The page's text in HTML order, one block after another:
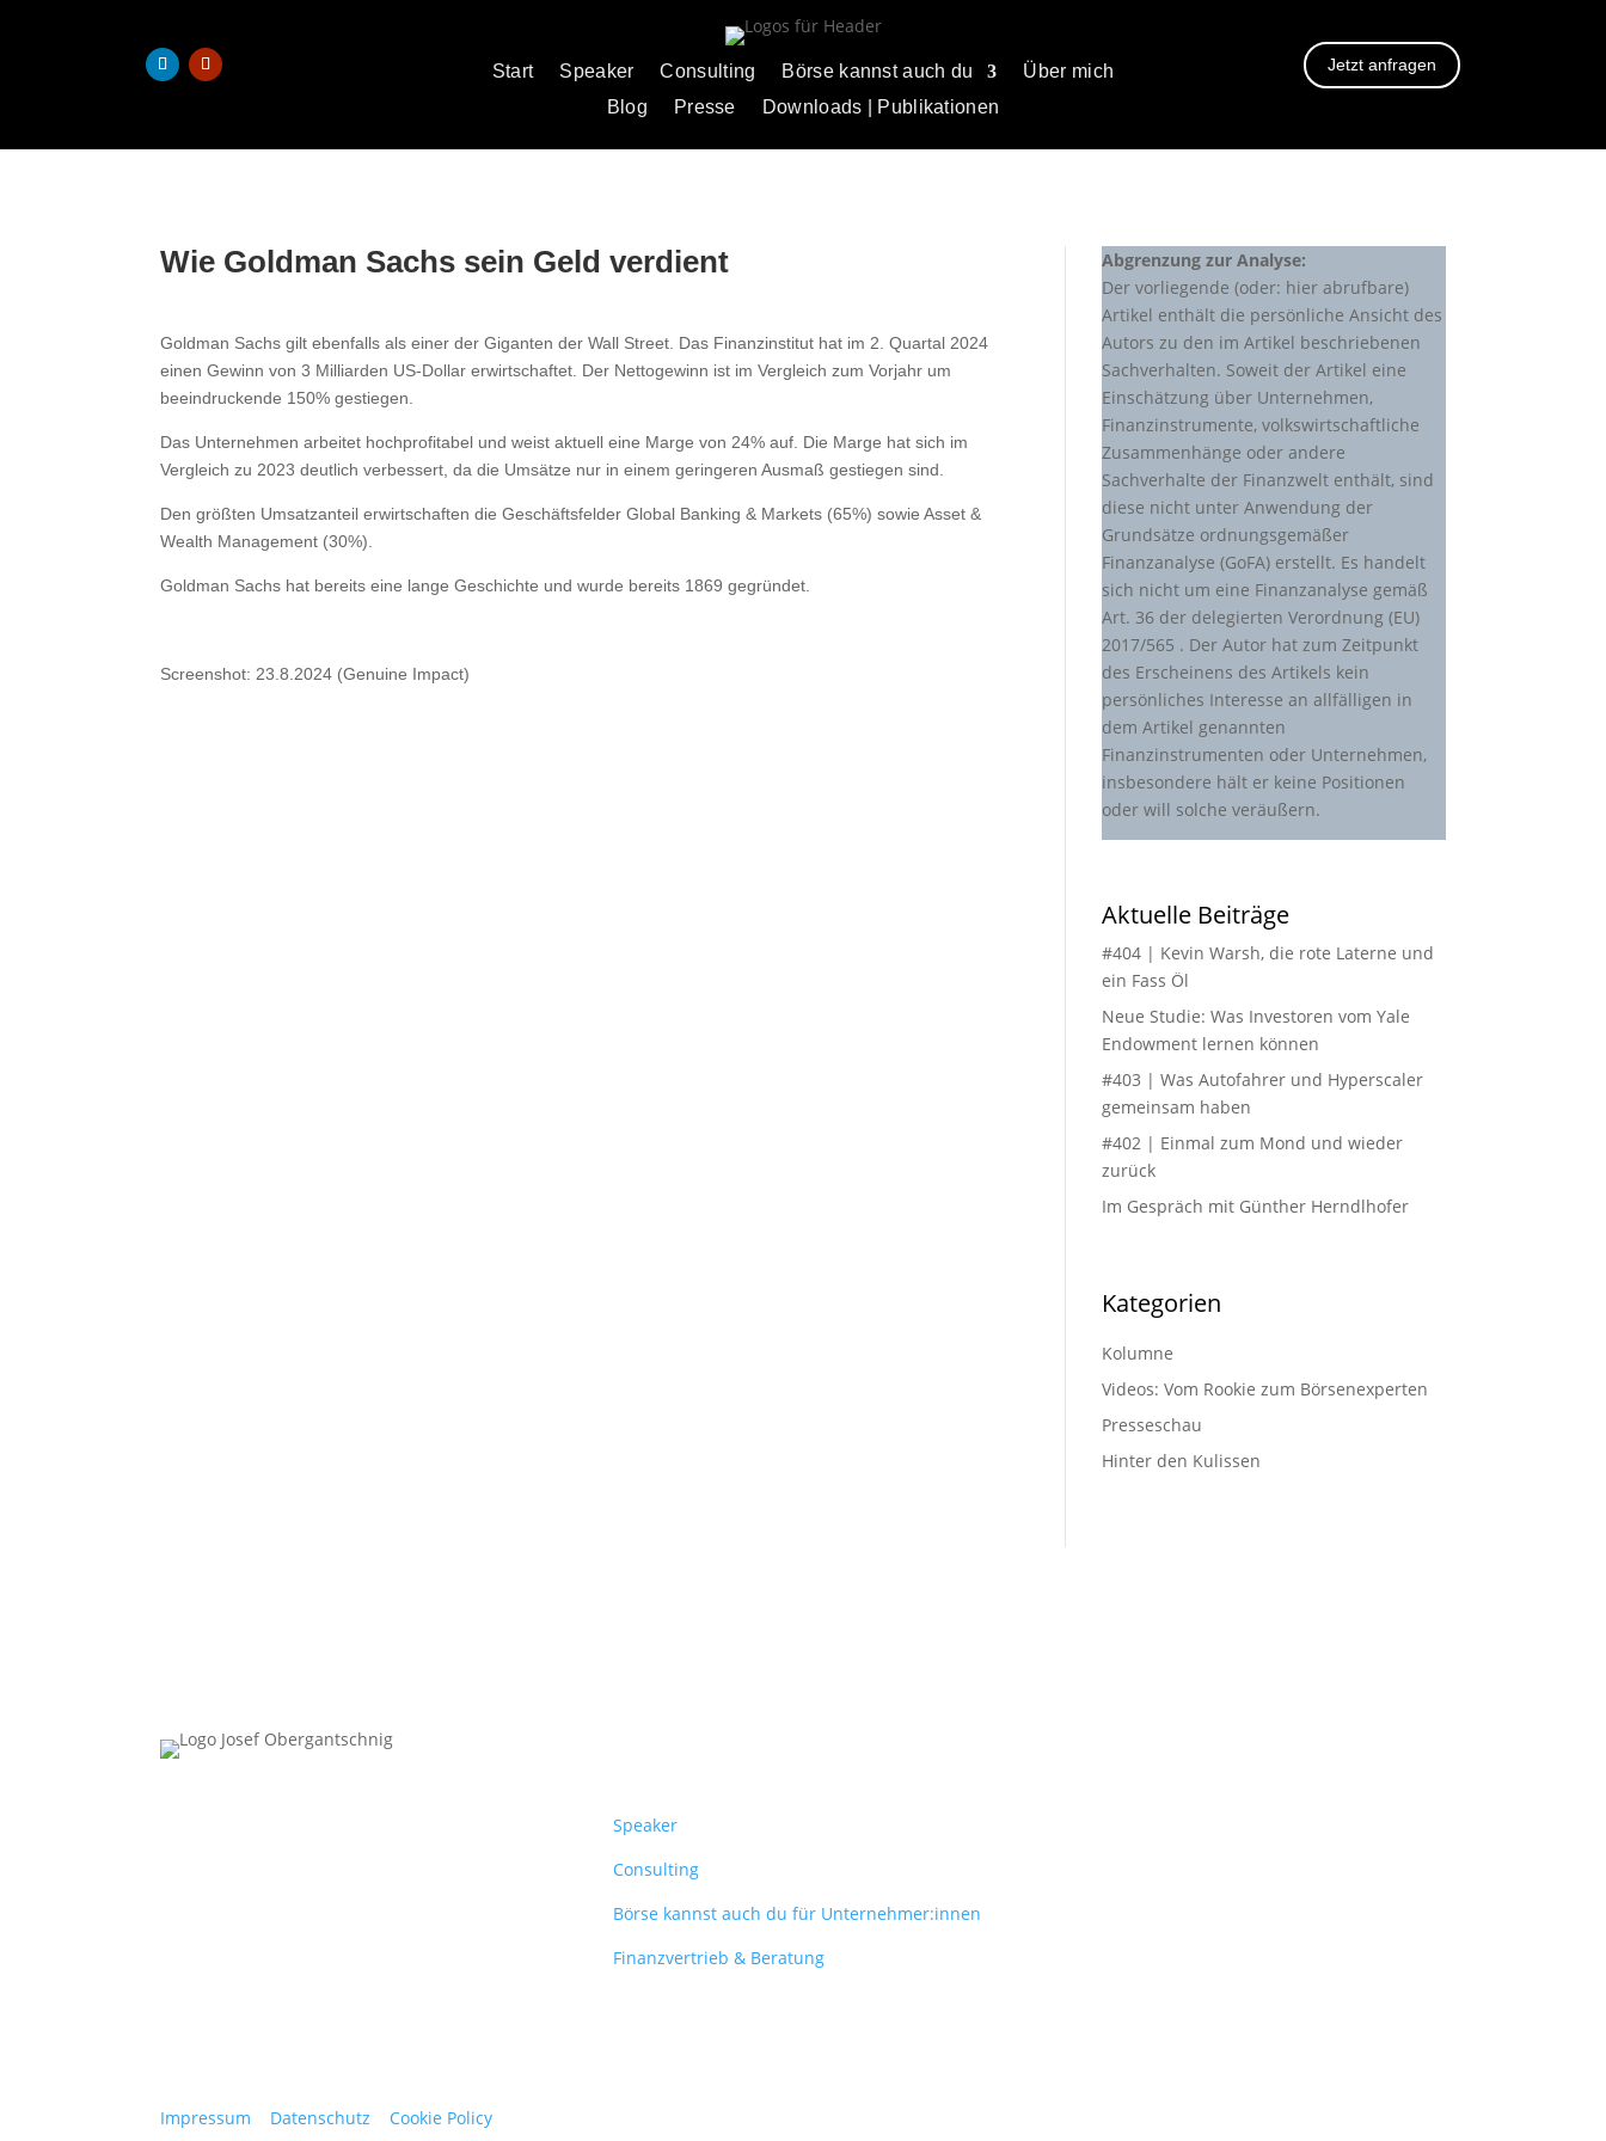
Start Speaker Consulting Börse kannst auch du
Über mich
Blog
Presse Downloads | Publikationen
Jetzt anfragen
Wie Goldman Sachs sein Geld verdient
Goldman Sachs gilt ebenfalls als einer der Giganten der Wall Street. Das Finanzinstitut hat im 2. Quartal 2024
einen Gewinn von 3 Milliarden US-Dollar erwirtschaftet. Der Nettogewinn ist im Vergleich zum Vorjahr um
beeindruckende 150% gestiegen.
Das Unternehmen arbeitet hochprofitabel und weist aktuell eine Marge von 24% auf. Die Marge hat sich im
Vergleich zu 2023 deutlich verbessert, da die Umsätze nur in einem geringeren Ausmaß gestiegen sind.
Den größten Umsatzanteil erwirtschaften die Geschäftsfelder Global Banking & Markets (65%) sowie Asset &
Wealth Management (30%).
Goldman Sachs hat bereits eine lange Geschichte und wurde bereits 1869 gegründet.
Screenshot: 23.8.2024 (Genuine Impact)
Abgrenzung zur Analyse:
Der vorliegende (oder: hier abrufbare)
Artikel enthält die persönliche Ansicht des
Autors zu den im Artikel beschriebenen
Sachverhalten. Soweit der Artikel eine
Einschätzung über Unternehmen,
Finanzinstrumente, volkswirtschaftliche
Zusammenhänge oder andere
Sachverhalte der Finanzwelt enthält, sind
diese nicht unter Anwendung der
Grundsätze ordnungsgemäßer
Finanzanalyse (GoFA) erstellt. Es handelt
sich nicht um eine Finanzanalyse gemäß
Art. 36 der delegierten Verordnung (EU)
2017/565 . Der Autor hat zum Zeitpunkt
des Erscheinens des Artikels kein
persönliches Interesse an allfälligen in
dem Artikel genannten
Finanzinstrumenten oder Unternehmen,
insbesondere hält er keine Positionen
oder will solche veräußern.
Aktuelle Beiträge
#404 | Kevin Warsh, die rote Laterne und
ein Fass Öl
Neue Studie: Was Investoren vom Yale
Endowment lernen können
#403 | Was Autofahrer und Hyperscaler
gemeinsam haben
#402 | Einmal zum Mond und wieder
zurück
Im Gespräch mit Günther Herndlhofer
Kategorien
Kolumne
Videos: Vom Rookie zum Börsenexperten
Presseschau
Hinter den Kulissen
Speaker
Consulting
Börse kannst auch du für Unternehmer:innen
Finanzvertrieb & Beratung
Impressum Datenschutz Cookie Policy